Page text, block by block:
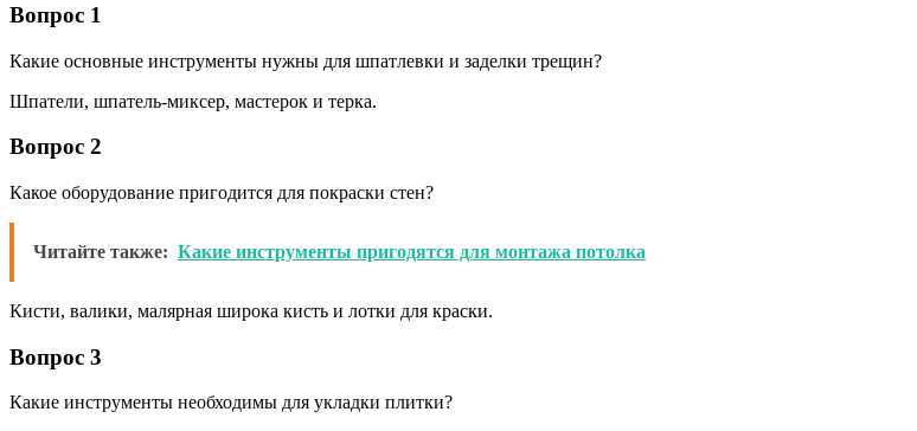
Вопрос 1
Какие основные инструменты нужны для шпатлевки и заделки трещин?
Шпатели, шпатель-миксер, мастерок и терка.
Вопрос 2
Какое оборудование пригодится для покраски стен?
Читайте также: Какие инструменты пригодятся для монтажа потолка
Кисти, валики, малярная широка кисть и лотки для краски.
Вопрос 3
Какие инструменты необходимы для укладки плитки?